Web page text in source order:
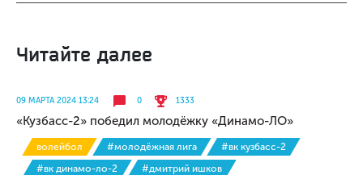
Читайте далее
09 МАРТА 2024 13:24 0 1333
«Кузбасс-2» победил молодёжку «Динамо-ЛО»
волейбол #молодёжная лига
#вк кузбасс-2
#вк динамо-ло-2
#дмитрий ишков